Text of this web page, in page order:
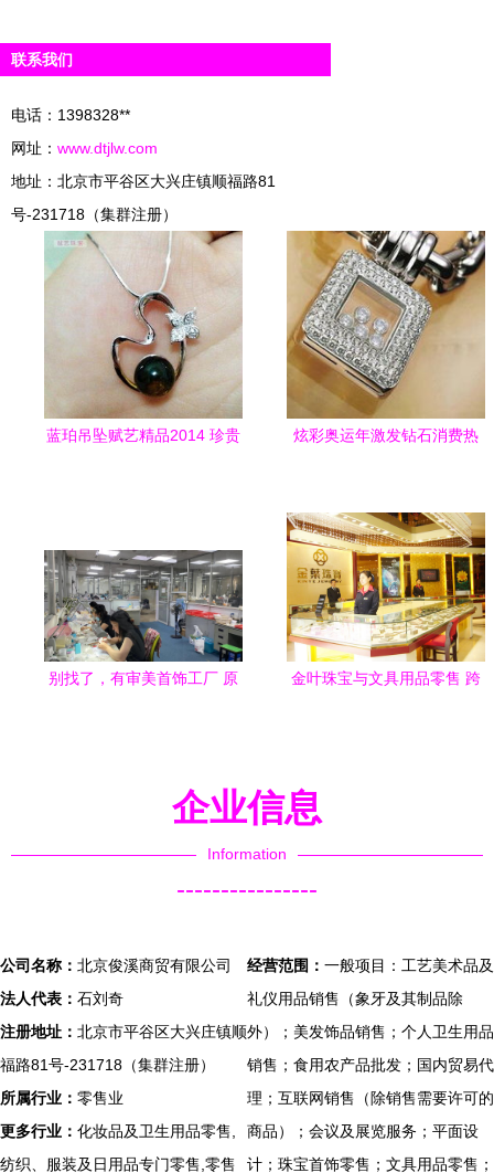
联系我们
电话：1398328**
网址： www.dtjlw.com
地址：北京市平谷区大兴庄镇顺福路81
号-231718（集群注册）
蓝珀吊坠赋艺精品2014 珍贵
炫彩奥运年激发钻石消费热
别找了，有审美首饰工厂 原
金叶珠宝与文具用品零售 跨
企业信息
Information
----------------
公司名称： 北京俊溪商贸有限公司
法人代表： 石刘奇
注册地址： 北京市平谷区大兴庄镇顺
福路81号-231718（集群注册）
所属行业： 零售业
更多行业： 化妆品及卫生用品零售,
纺织、服装及日用品专门零售,零售
经营范围： 一般项目：工艺美术品及
礼仪用品销售（象牙及其制品除
外）；美发饰品销售；个人卫生用品
销售；食用农产品批发；国内贸易代
理；互联网销售（除销售需要许可的
商品）；会议及展览服务；平面设
计；珠宝首饰零售；文具用品零售；